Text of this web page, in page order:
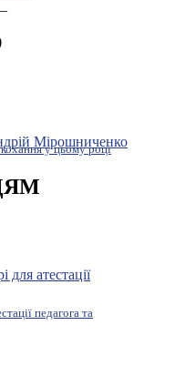
у цьому році
педагога та